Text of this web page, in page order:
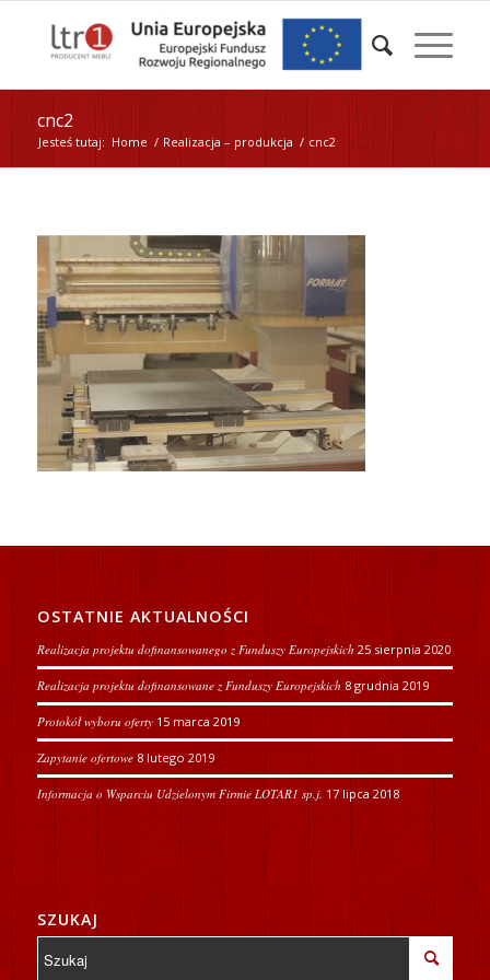
cnc2
Jesteś tutaj: Home / Realizacja – produkcja / cnc2
OSTATNIE AKTUALNOŚCI
Realizacja projektu dofinansowanego z Funduszy Europejskich 25 sierpnia 2020
Realizacja projektu dofinansowane z Funduszy Europejskich 8 grudnia 2019
Protokół wyboru oferty 15 marca 2019
Zapytanie ofertowe 8 lutego 2019
Informacja o Wsparciu Udzielonym Firmie LOTAR1 sp.j. 17 lipca 2018
SZUKAJ